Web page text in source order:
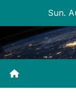
content
Sun.